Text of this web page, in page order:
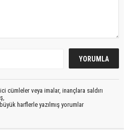
cümleler veya imalar, inançlara saldırı
harflerle yazılmış yorumlar